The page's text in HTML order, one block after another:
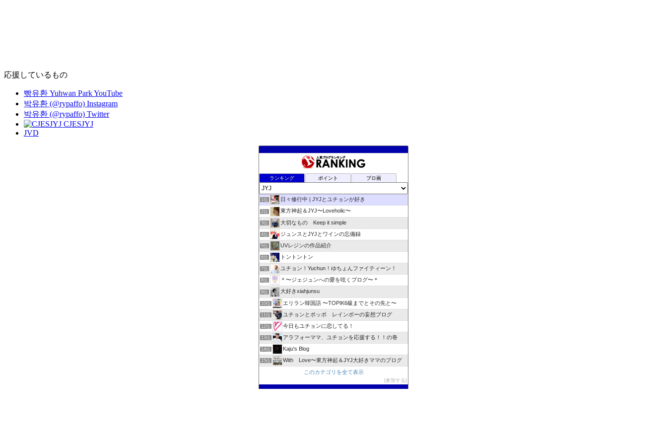
応援しているもの
빢유환 Yuhwan Park YouTube
박유환 (@rypaffo) Instagram
박유환 (@rypaffo) Twitter
CJESJYJ
JVD
ランキング ポイント ブロ画
1位 日々修行中 | JYJとユチョンが好き
2位 東方神起＆JYJ〜Loveholic〜
3位 大切なもの Keep it simple
4位 ジュンスとJYJとワインの忘備録
5位 UVレジンの作品紹介
6位 トントントン
7位 ユチョン！Yuchun！ゆちょんファイティーン！
8位 ＊〜ジェジュンへの愛を呟くブログ〜＊
9位 大好きxiahjunsu
10位 エリラン韓国語 〜TOPIK6級までとその先と〜
11位 ユチョンとポッポ レインボーの妄想ブログ
12位 今日もユチョンに恋してる！
13位 アラフォーママ、ユチョンを応援する！！の巻
14位 Kaju's Blog
15位
With Love〜東方神起＆JYJ大好きママのブログ
このカテゴリを全て表示
参加する